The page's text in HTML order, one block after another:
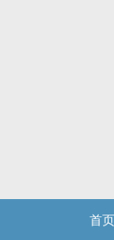
首页